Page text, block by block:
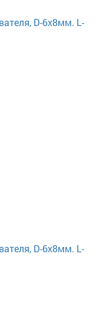
D-6х8мм. L-
D-6х8мм. L-